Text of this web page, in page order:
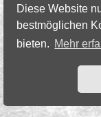
Diese Website
bestmöglichen
bieten. Mehr